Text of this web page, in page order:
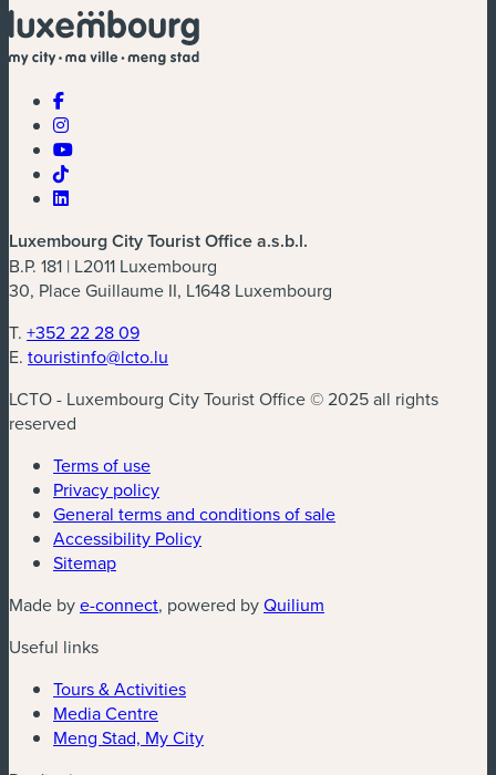
Luxembourg City Tourist Office a.s.b.l.
B.P. 181 | L2011 Luxembourg
30, Place Guillaume II, L1648 Luxembourg
T. +352 22 28 09
E. touristinfo@lcto.lu
LCTO - Luxembourg City Tourist Office © 2025 all rights
reserved
Terms of use
Privacy policy
General terms and conditions of sale
Accessibility Policy
Sitemap
Made bye-connect(new window)
, powered byQuilium
Useful links
Tours & Activities
Media Centre
Meng Stad, My City